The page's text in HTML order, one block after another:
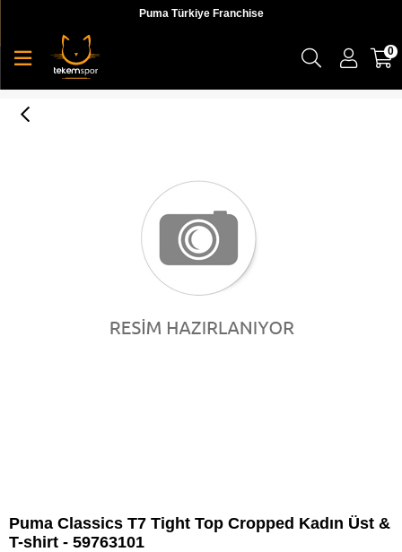
Puma Türkiye Franchise
0
Puma Classics T7 Tight Top Cropped Kadın Üst &
T-shirt - 59763101